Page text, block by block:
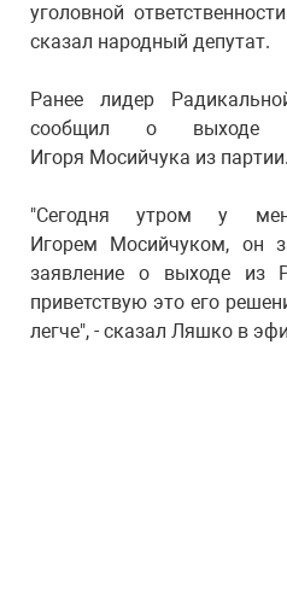
уголовной
сказал народный депутат.
Ранее лидер
сообщил о выходе
Игоря Мосийчука из партии.
"Сегодня утром у
Игорем Мосийчуком, он
заявление о выходе из
приветствую это его
легче", - сказал Ляшко в